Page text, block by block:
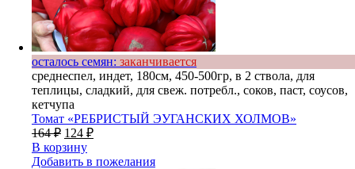
осталось семян: заканчивается
среднеспел, индет, 180см, 450-500гр, в 2 ствола, для
теплицы, сладкий, для свеж. потребл., соков, паст, соусов,
кетчупа
Томат «РЕБРИСТЫЙ ЭУГАНСКИХ ХОЛМОВ»
164₽ 124 ₽
В корзину
Добавить в пожелания